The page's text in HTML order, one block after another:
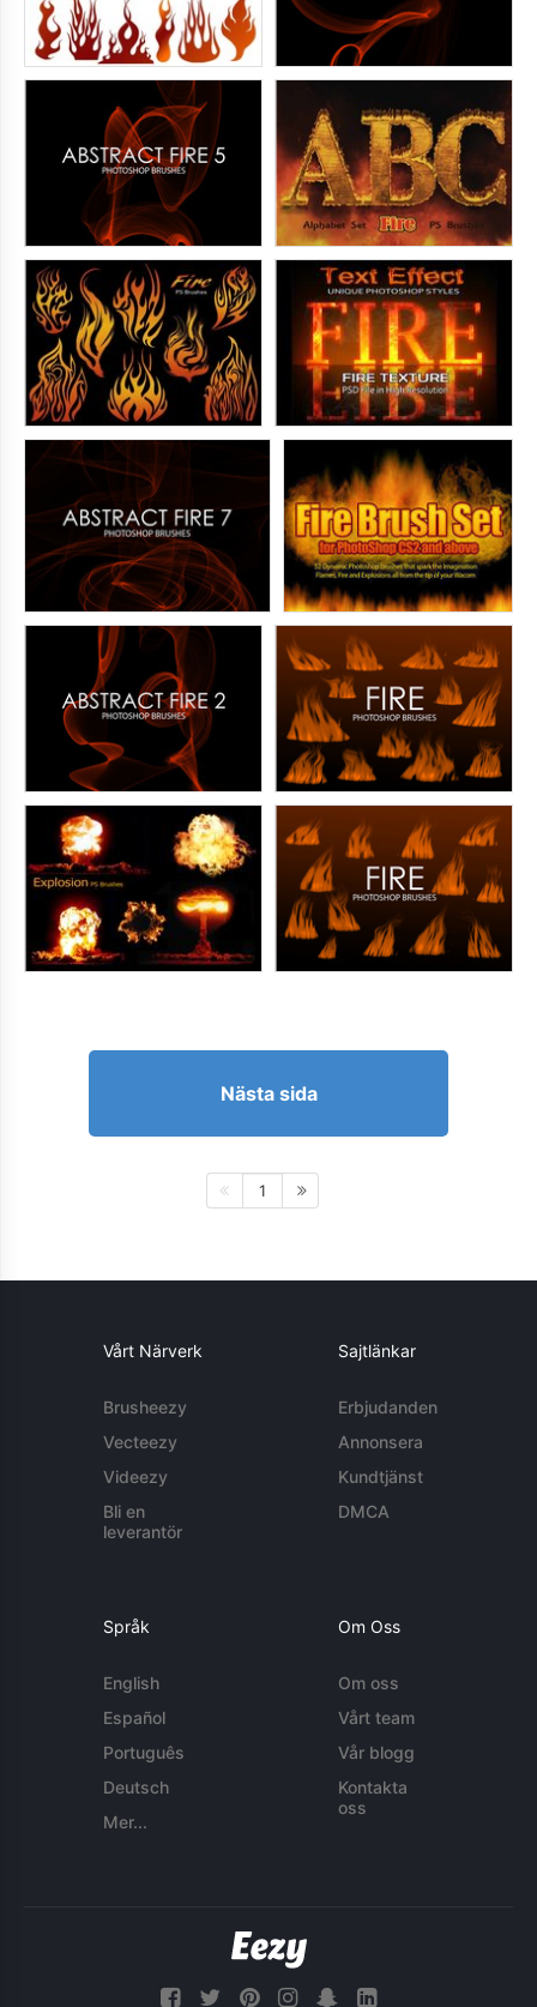
Nästa sida
1
Vårt Närverk
Brusheezy
Vecteezy
Videezy
Bli en
leverantör
Sajtlänkar
Erbjudanden
Annonsera
Kundtjänst
DMCA
Språk
English
Español
Português
Deutsch
Mer...
Om Oss
Om oss
Vårt team
Vår blogg
Kontakta
oss